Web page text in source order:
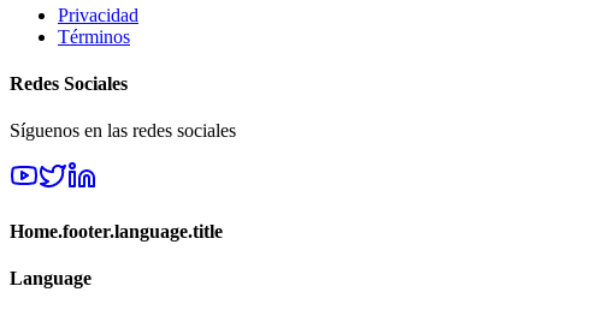
Privacidad
Términos
Redes Sociales
Síguenos en las redes sociales
Home.footer.language.title
Language